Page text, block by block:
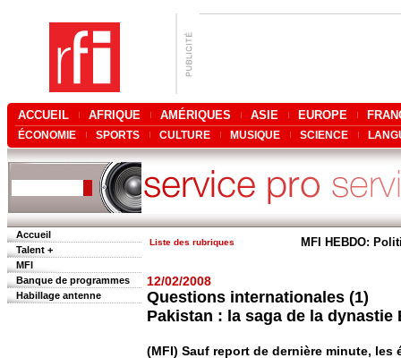
ACCUEIL AFRIQUE AMÉRIQUES ASIE EUROPE
ÉCONOMIE SPORTS CULTURE MUSIQUE SCIENCE
Accueil
Talent +
MFI
Banque de programmes
Habillage antenne
Liste des rubriques MFI HEBDO:
12/02/2008
Questions internationales (1)
Pakistan : la saga de la dynastie
(MFI) Sauf report de dernière minute,